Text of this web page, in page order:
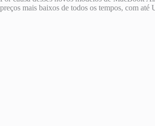
preços mais baixos de todos os tempos, com até